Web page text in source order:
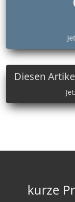
Diesen
kurze